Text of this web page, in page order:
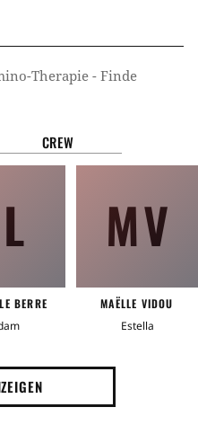
Therapie - Finde
CREW
BERRE
MV
MAËLLE VIDOU
Estella